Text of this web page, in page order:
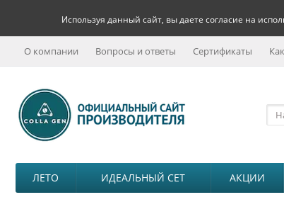
Используя данный сайт, вы даете согласие на
О компании Вопросы и ответы Сертификаты
ЛЕТО ИДЕАЛЬНЫЙ СЕТ АКЦИИ